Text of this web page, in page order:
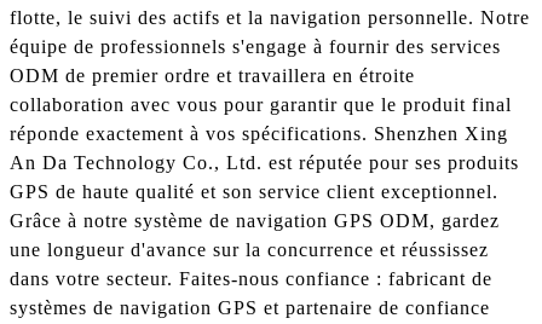
flotte, le suivi des actifs et la navigation personnelle. Notre
équipe de professionnels s'engage à fournir des services
ODM de premier ordre et travaillera en étroite
collaboration avec vous pour garantir que le produit final
réponde exactement à vos spécifications. Shenzhen Xing
An Da Technology Co., Ltd. est réputée pour ses produits
GPS de haute qualité et son service client exceptionnel.
Grâce à notre système de navigation GPS ODM, gardez
une longueur d'avance sur la concurrence et réussissez
dans votre secteur. Faites-nous confiance : fabricant de
systèmes de navigation GPS et partenaire de confiance